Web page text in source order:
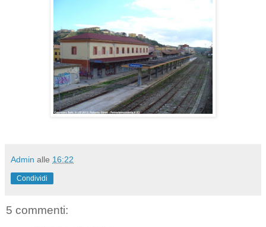
Admin alle 16:22
Condividi
5 commenti: